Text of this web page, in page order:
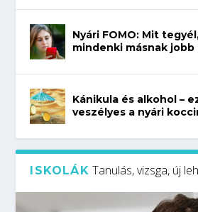
Nyári FOMO: Mit
mindenki másnak jobb
Kánikula és alkohol –
veszélyes a nyári
ISKOLÁK Tanulás, vizsga, új